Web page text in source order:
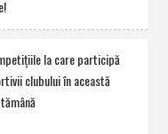
la care participă
clubului în această